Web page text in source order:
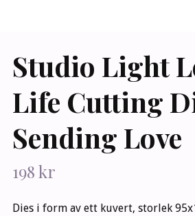
Studio Light
Life Cutting
Sending Love
198 kr
Dies i form av ett kuvert, storlek